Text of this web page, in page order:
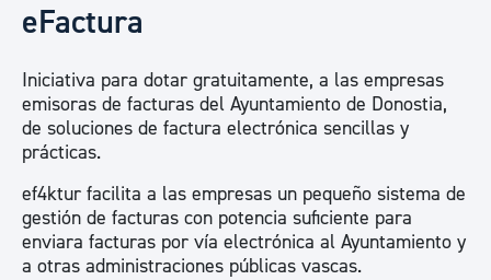
eFactura
Iniciativa para dotar gratuitamente, a las empresas
emisoras de facturas del Ayuntamiento de Donostia,
de soluciones de factura electrónica sencillas y
prácticas.
ef4ktur facilita a las empresas un pequeño sistema de
gestión de facturas con potencia suficiente para
enviara facturas por vía electrónica al Ayuntamiento y
a otras administraciones públicas vascas.